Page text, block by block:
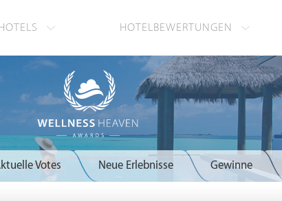
HOTELBEWERTUNGEN
Votes Neue Erlebnisse Gewinne